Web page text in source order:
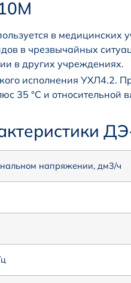
в медицинских
в чрезвычайных
в других учреждениях.
исполнения УХЛ4.2.
35 °С и
напряжении, дм3/ч